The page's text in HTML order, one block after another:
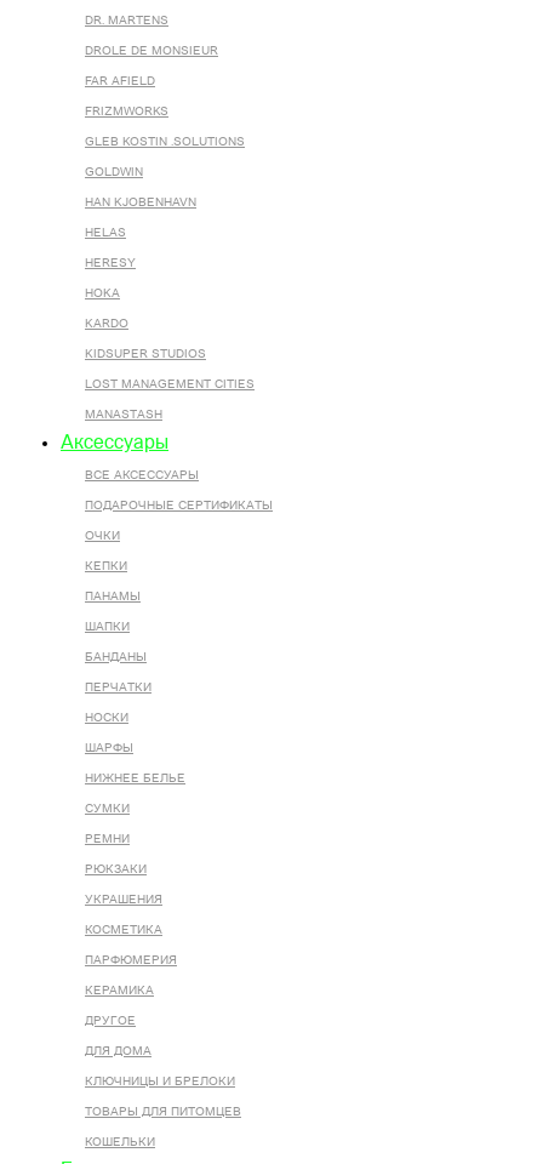
DR. MARTENS
DROLE DE MONSIEUR
FAR AFIELD
FRIZMWORKS
GLEB KOSTIN .SOLUTIONS
GOLDWIN
HAN KJOBENHAVN
HELAS
HERESY
HOKA
KARDO
KIDSUPER STUDIOS
LOST MANAGEMENT CITIES
MANASTASH
Аксессуары
ВСЕ AКСЕССУАРЫ
ПОДАРОЧНЫЕ СЕРТИФИКАТЫ
ОЧКИ
КЕПКИ
ПАНАМЫ
ШАПКИ
БАНДАНЫ
ПЕРЧАТКИ
НОСКИ
ШАРФЫ
НИЖНЕЕ БЕЛЬЕ
СУМКИ
РЕМНИ
РЮКЗАКИ
УКРАШЕНИЯ
КОСМЕТИКА
ПАРФЮМЕРИЯ
КЕРАМИКА
ДРУГОЕ
ДЛЯ ДОМА
КЛЮЧНИЦЫ И БРЕЛОКИ
ТОВАРЫ ДЛЯ ПИТОМЦЕВ
КОШЕЛЬКИ